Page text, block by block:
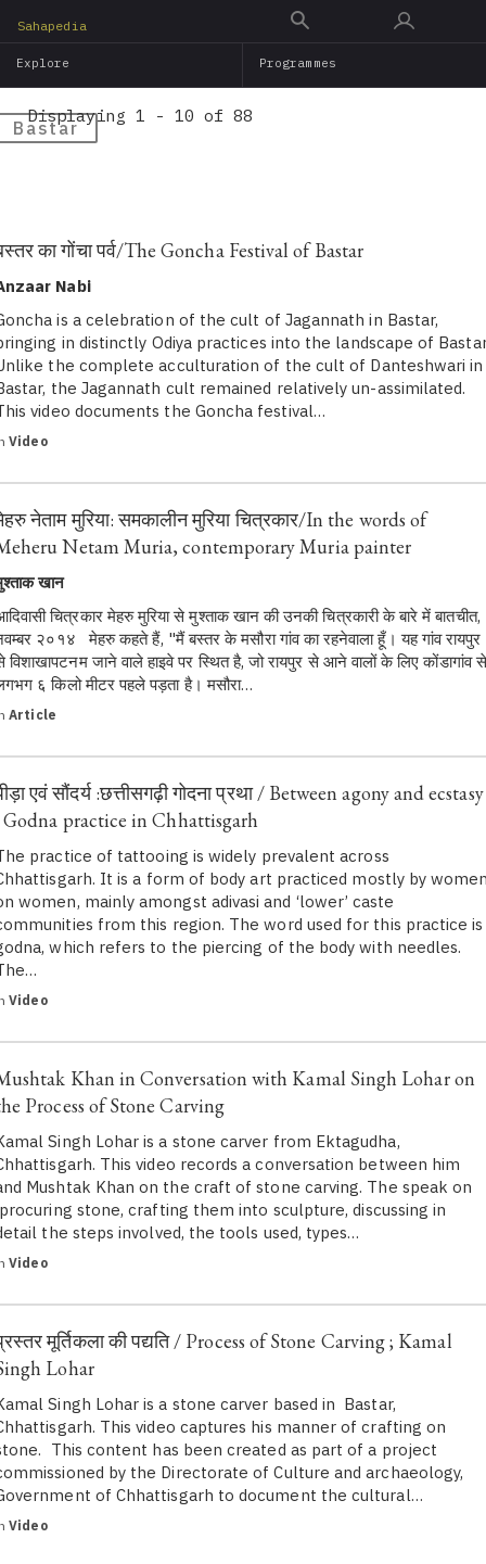
main
Sahapedia
Explore Programmes
Bastar
Displaying 1 - 10 of 88
का गोंचा पर्व/The Goncha Festival of Bastar
Nabi
is a celebration of the cult of Jagannath in Bastar,
in distinctly Odiya practices into the landscape of
the complete acculturation of the cult of Danteshwari in
the Jagannath cult remained relatively un-assimilated.
video documents the Goncha festival…
Video
नेताम मुरिया: समकालीन मुरिया चित्रकार/In the words of
Netam Muria, contemporary Muria painter
खान
चित्रकार मेहरु मुरिया से मुश्ताक खान की उनकी चित्रकारी के बारे में बातचीत,
२०१४ मेहरु कहते हैं, "मैं बस्तर के मसौरा गांव का रहनेवाला हूँ। यह गांव रायपुर
विशाखापटनम जाने वाले हाइवे पर स्थित है, जो रायपुर से आने वालों के लिए कोंडागांव से
६ किलो मीटर पहले पड़ता है। मसौरा…
Article
एवं सौंदर्य :छत्तीसगढ़ी गोदना प्रथा / Between agony and ecstasy
Godna practice in Chhattisgarh
practice of tattooing is widely prevalent across
It is a form of body art practiced mostly by
women, mainly amongst adivasi and ‘lower’ caste
from this region. The word used for this practice is
which refers to the piercing of the body with needles.
Video
Khan in Conversation with Kamal Singh Lohar on
Process of Stone Carving
Singh Lohar is a stone carver from Ektagudha,
This video records a conversation between him
Mushtak Khan on the craft of stone carving. The speak on
stone, crafting them into sculpture, discussing in
the steps involved, the tools used, types…
Video
मूर्तिकला की पद्यति / Process of Stone Carving ; Kamal
Lohar
Singh Lohar is a stone carver based in Bastar,
This video captures his manner of crafting on
This content has been created as part of a project
by the Directorate of Culture and archaeology,
of Chhattisgarh to document the cultural…
Video